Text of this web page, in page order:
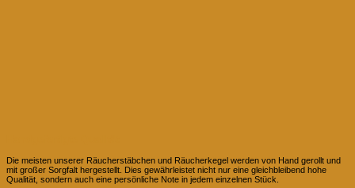
Die meisten unserer Räucherstäbchen und Räucherkegel werden von Hand gerollt und
mit großer Sorgfalt hergestellt. Dies gewährleistet nicht nur eine gleichbleibend hohe
Qualität, sondern auch eine persönliche Note in jedem einzelnen Stück.